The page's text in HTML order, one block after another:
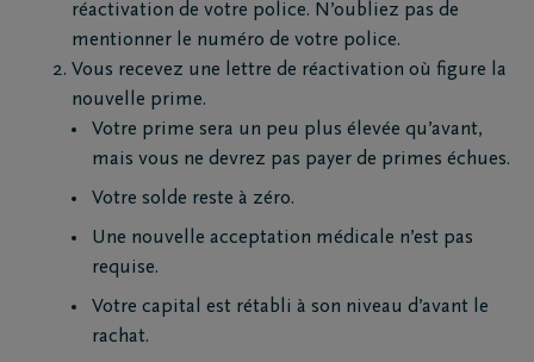
réactivation de votre police. N’oubliez pas de
mentionner le numéro de votre police.
Vous recevez une lettre de réactivation où figure la
nouvelle prime.
Votre prime sera un peu plus élevée qu’avant,
mais vous ne devrez pas payer de primes échues.
Votre solde reste à zéro.
Une nouvelle acceptation médicale n’est pas
requise.
Votre capital est rétabli à son niveau d’avant le
rachat.